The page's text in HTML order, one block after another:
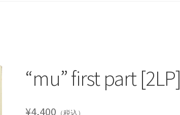
“mu” first part [2LP]
¥4,400 （税込）